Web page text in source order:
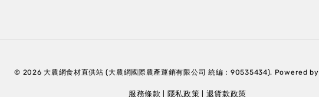
© 2026 大農網食材直供站 (大農網國際農產運銷有限公司 統編：90535434). Powered by
服務條款 隱私政策 退貨款政策